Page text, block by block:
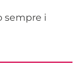
sempre i